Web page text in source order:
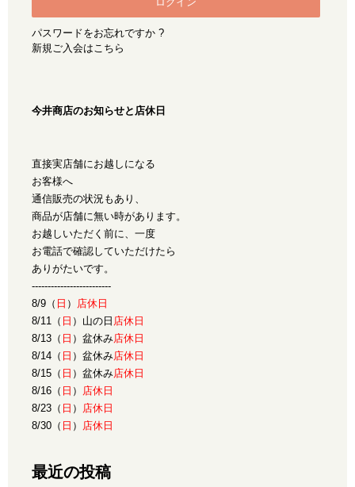
パスワードをお忘れですか ?
新規ご入会はこちら
今井商店のお知らせと店休日
直接実店舗にお越しになる
お客様へ
通信販売の状況もあり、
商品が店舗に無い時があります。
お越しいただく前に、一度
お電話で確認していただけたら
ありがたいです。
-------------------------
8/9（ 日 ）
店休日
8/11（ 日 ）山の日 店休日
8/13（ 日 ）盆休み店休日
8/14（ 日 ）盆休み店休日
8/15（ 日 ）盆休み店休日
8/16（ 日 ）
店休日
8/23（ 日 ）
店休日
8/30（ 日 ） 店休日
最近の投稿